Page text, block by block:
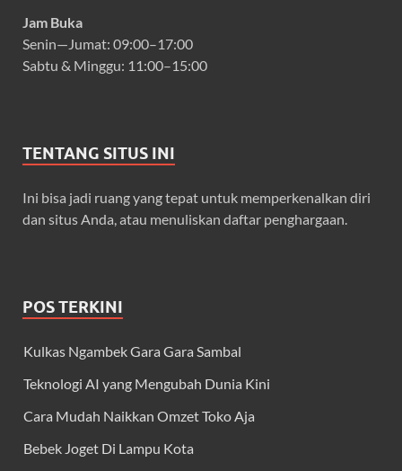
Jam Buka
Senin—Jumat: 09:00–17:00
Sabtu & Minggu: 11:00–15:00
TENTANG SITUS INI
Ini bisa jadi ruang yang tepat untuk memperkenalkan diri
dan situs Anda, atau menuliskan daftar penghargaan.
POS TERKINI
Kulkas Ngambek Gara Gara Sambal
Teknologi AI yang Mengubah Dunia Kini
Cara Mudah Naikkan Omzet Toko Aja
Bebek Joget Di Lampu Kota